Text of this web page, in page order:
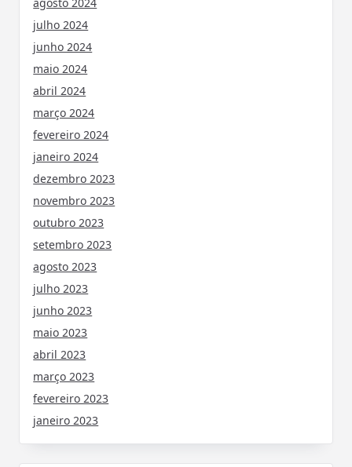
julho 2024
junho 2024
maio 2024
abril 2024
março 2024
fevereiro 2024
janeiro 2024
dezembro 2023
novembro 2023
outubro 2023
setembro 2023
agosto 2023
julho 2023
junho 2023
maio 2023
abril 2023
março 2023
fevereiro 2023
janeiro 2023